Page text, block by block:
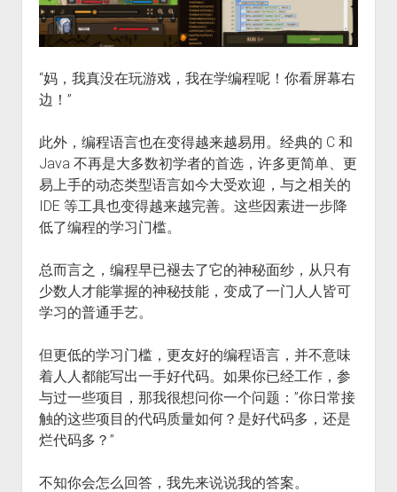
“妈，我真没在玩游戏，我在学编程呢！你看屏幕右
边！”
此外，编程语言也在变得越来越易用。经典的 C 和
Java 不再是大多数初学者的首选，许多更简单、更
易上手的动态类型语言如今大受欢迎，与之相关的
IDE 等工具也变得越来越完善。这些因素进一步降
低了编程的学习门槛。
总而言之，编程早已褪去了它的神秘面纱，从只有
少数人才能掌握的神秘技能，变成了一门人人皆可
学习的普通手艺。
但更低的学习门槛，更友好的编程语言，并不意味
着人人都能写出一手好代码。如果你已经工作，参
与过一些项目，那我很想问你一个问题：”你日常接
触的这些项目的代码质量如何？是好代码多，还是
烂代码多？”
不知你会怎么回答，我先来说说我的答案。